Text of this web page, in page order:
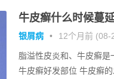
牛皮癣什么时候蔓
银屑病 • 12个月前 (08-
脂溢性皮炎和、牛皮癣是
牛皮癣好发部位 牛皮癣